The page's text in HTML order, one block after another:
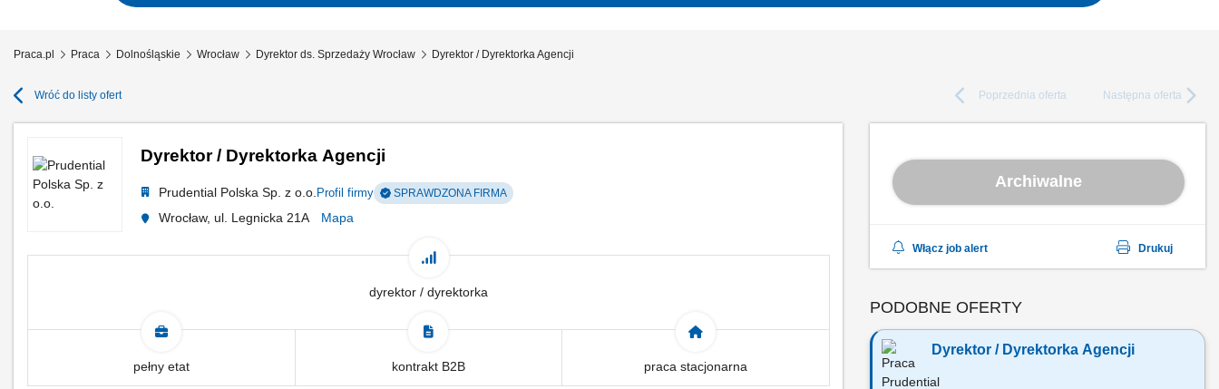
Praca.pl Praca Dolnośląskie Wrocław Dyrektor ds. Sprzedaży Wrocław Dyrektor / Dyrektorka Agencji
Wróć do listy ofert Poprzednia oferta Następna oferta
Dyrektor / Dyrektorka Agencji
Prudential Polska Sp. z o.o. Profil firmy SPRAWDZONA FIRMA
Wrocław, ul. Legnicka 21A Mapa
dyrektor / dyrektorka
pełny etat kontrakt B2B praca stacjonarna
Archiwalne
Włącz job alert Drukuj
PODOBNE OFERTY
Dyrektor / Dyrektorka Agencji